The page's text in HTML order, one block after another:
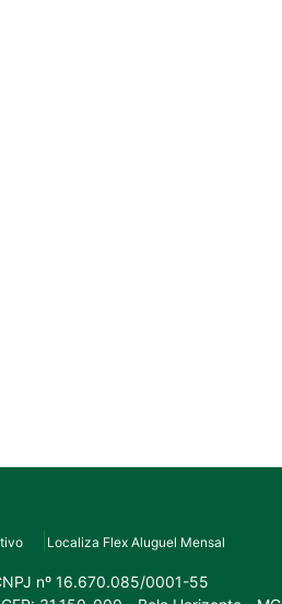
Localiza Flex Aluguel Mensal
nº 16.670.085/0001-55